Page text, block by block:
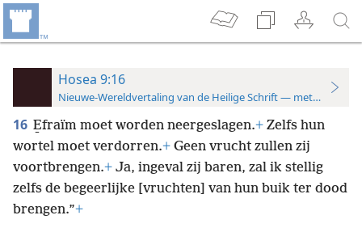
Hosea 9:16
Nieuwe-Wereldvertaling van de Heilige Schrift — met
16 E̱fraïm moet worden neergeslagen.+ Zelfs hun
wortel moet verdorren.+ Geen vrucht zullen zij
voortbrengen.+ Ja, ingeval zij baren, zal ik stellig
zelfs de begeerlijke [vruchten] van hun buik ter dood
brengen.”+